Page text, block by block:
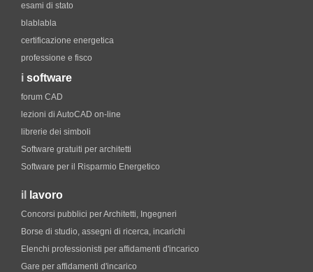
esami di stato
blablabla
certificazione energetica
professione e fisco
i software
forum CAD
lezioni di AutoCAD on-line
librerie dei simboli
Software gratuiti per architetti
Software per il Risparmio Energetico
il lavoro
Concorsi pubblici per Architetti, Ingegneri
Borse di studio, assegni di ricerca, incarichi
Elenchi professionisti per affidamenti d'incarico
Gare per affidamenti d'incarico